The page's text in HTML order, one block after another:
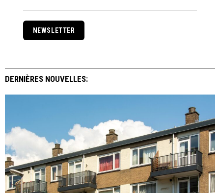
NEWSLETTER
DERNIÈRES NOUVELLES: